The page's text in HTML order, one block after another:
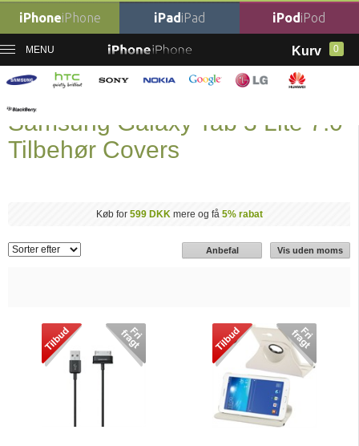
iPhoneiPhone iPadiPad iPodiPod
MENU Kurv 0
Mobil tilbehør
Samsung Galaxy Tab 3 Lite 7.0
Samsung Galaxy Tab 3 Lite 7.0
Tilbehør Covers
Køb for 599 DKKmere og få 5% rabat
Anbefal Vis uden moms